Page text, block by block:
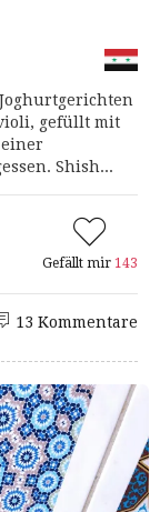
gefüllt mit
Shish...
Gefällt mir 143
13 Kommentare